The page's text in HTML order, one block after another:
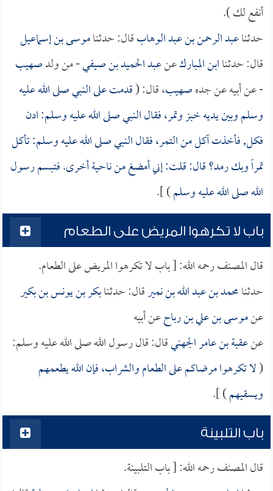
أنفع لك ).
حدثناعبد الرحمن بن عبد الوهابقال: حدثناموسى بن إسماعيل
قال: حدثناابن المباركعنعبد الحميد بن صيفي- من ولدصهيب
- عن أبيه عن جدهصهيب، قال: (قدمت على النبي صلى الله عليه
وسلم وبين يديه خبز وتمر، فقال النبي صلى الله عليه وسلم: ادن
فكل, فأخذت آكل من التمر، فقال النبي صلى الله عليه وسلم: تأكل
تمراً وبك رمد؟ قال: قلت: إني أمضغ من ناحية أخرى. فتبسم رسول
الله صلى الله عليه وسلم) ].
باب لا تكرهوا المريض على الطعام
قال المصنف رحمه الله: [ باب لا تكرهوا المريض على الطعام.
حدثنامحمد بن عبد الله بن نميرقال: حدثنابكر بن يونس بن بكير
عنموسى بن علي بن رباحعن أبيه
عنعقبة بن عامر الجهنيقال: قال رسول الله صلى الله عليه وسلم:
(لا تكرهوا مرضاكم على الطعام والشراب، فإن الله يطعمهم
ويسقيهم) ].
باب التلبينة
قال المصنف رحمه الله: [ باب التلبينة.